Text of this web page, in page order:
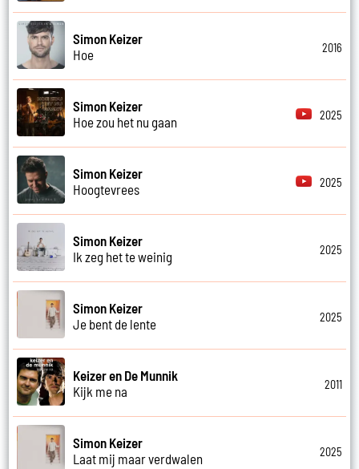
Simon Keizer
Hoe
2016
Simon Keizer
Hoe zou het nu gaan
2025
Simon Keizer
Hoogtevrees
2025
Simon Keizer
Ik zeg het te weinig
2025
Simon Keizer
Je bent de lente
2025
Keizer en De Munnik
Kijk me na
2011
Simon Keizer
Laat mij maar verdwalen
2025